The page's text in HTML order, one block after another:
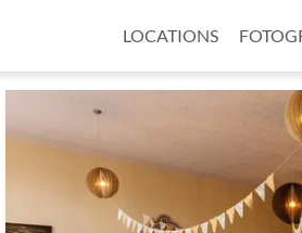
LOCATIONS